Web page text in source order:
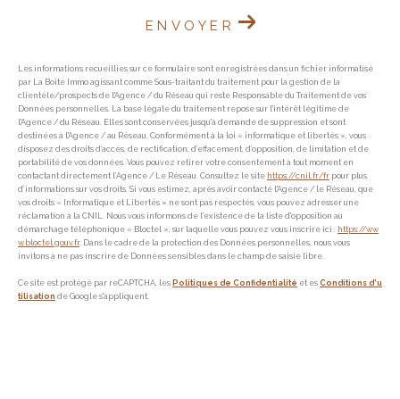
ENVOYER
Les informations recueillies sur ce formulaire sont enregistrées dans un fichier informatisé
par La Boite Immo agissant comme Sous-traitant du traitement pour la gestion de la
clientèle/prospects de l'Agence / du Réseau qui reste Responsable du Traitement de vos
Données personnelles. La base légale du traitement repose sur l'intérêt légitime de
l'Agence / du Réseau. Elles sont conservées jusqu'à demande de suppression et sont
destinées à l'Agence / au Réseau. Conformément à la loi « informatique et libertés », vous
disposez des droits d’accès, de rectification, d’effacement, d’opposition, de limitation et de
portabilité de vos données. Vous pouvez retirer votre consentement à tout moment en
contactant directement l’Agence / Le Réseau. Consultez le site https://cnil.fr/fr pour plus
d’informations sur vos droits. Si vous estimez, après avoir contacté l'Agence / le Réseau, que
vos droits « Informatique et Libertés » ne sont pas respectés, vous pouvez adresser une
réclamation à la CNIL. Nous vous informons de l’existence de la liste d'opposition au
démarchage téléphonique « Bloctel », sur laquelle vous pouvez vous inscrire ici : https://ww
w.bloctel.gouv.fr. Dans le cadre de la protection des Données personnelles, nous vous
invitons à ne pas inscrire de Données sensibles dans le champ de saisie libre.
Ce site est protégé par reCAPTCHA, les Politiques de Confidentialité et es Conditions d'u
tilisation de Google s'appliquent.